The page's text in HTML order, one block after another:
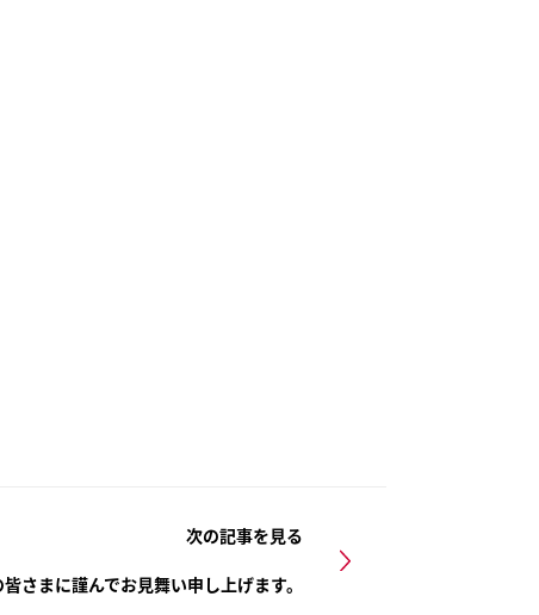
次の記事を見る
さまに謹んでお見舞い申し上げます。